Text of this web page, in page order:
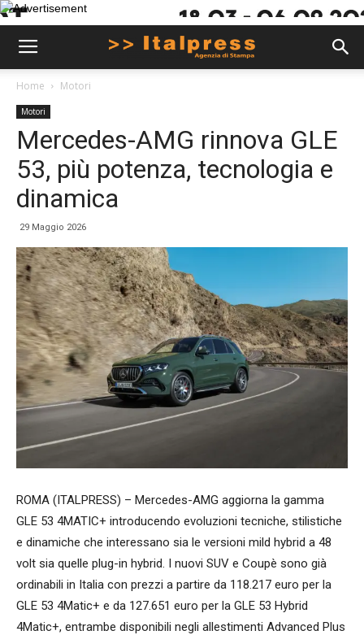
Home Motori
Motori
Mercedes-AMG rinnova GLE
53, più potenza, tecnologia e
dinamica
29 Maggio 2026
ROMA (ITALPRESS) – Mercedes-AMG aggiorna la gamma
GLE 53 4MATIC+ introducendo evoluzioni tecniche, stilistiche
e dinamiche che interessano sia le versioni mild hybrid a 48
volt sia quelle plug-in hybrid. I nuovi SUV e Coupè sono già
ordinabili in Italia con prezzi a partire da 118.217 euro per la
GLE 53 4Matic+ e da 127.651 euro per la GLE 53 Hybrid
4Matic+, entrambe disponibili negli allestimenti Advanced Plus